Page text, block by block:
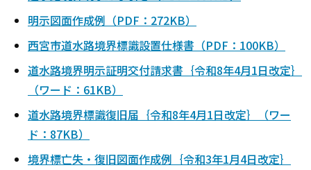
明示図面作成例（PDF：272KB）
西宮市道水路境界標識設置仕様書（PDF：100KB）
道水路境界明示証明交付請求書｛令和8年4月1日改定｝
（ワード：61KB）
道水路境界標識復旧届｛令和8年4月1日改定｝（ワー
ド：87KB）
境界標亡失・復旧図面作成例｛令和3年1月4日改定｝